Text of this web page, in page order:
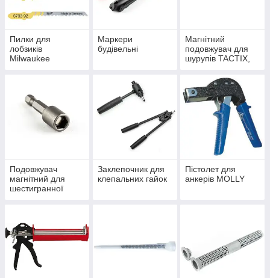
Пилки для
лобзиків
Milwaukee
Маркери
будівельні
Магнітний
подовжувач для
шурупів TACTIX,
Подовжувач
магнітний для
шестигранної
Заклепочник для
клепальних гайок
Пістолет для
анкерів MOLLY